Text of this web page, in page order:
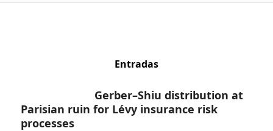
Entradas
Gerber–Shiu distribution at
Parisian ruin for Lévy insurance risk
processes